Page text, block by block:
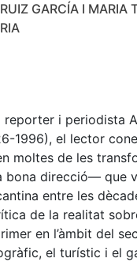
GARCÍA I MARIA
reporter i periodista
1996), el lector
moltes de les
bona direcció— que
entre les
de la realitat
en l’àmbit del
el turístic i el